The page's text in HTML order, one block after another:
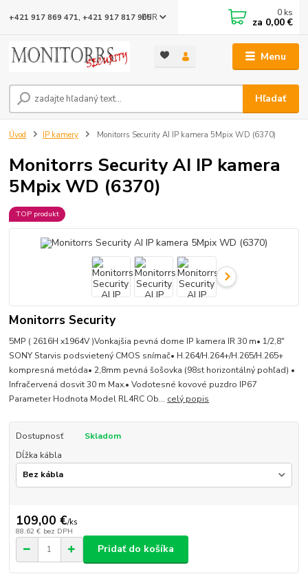
Menu
EUR
Hľadať
+421 917 869 471, +421 917 817 905 0 ks
za 0,00 €
Úvod IP kamery Monitorrs Security AI IP kamera 5Mpix WD (6370)
Monitorrs Security AI IP kamera
5Mpix WD (6370)
TOP produkt
Monitorrs Security
5MP ( 2616H x1964V )Vonkajšia pevná dome IP kamera IR 30 m• 1/2,8"
SONY Starvis podsvietený CMOS snímač• H.264/H.264+/H.265/H.265+
kompresná metóda• 2,8mm pevná šošovka (98st horizontálný pohľad) •
Infračervená dosvit 30 m Max.• Vodotesné kovové puzdro IP67
Parameter Hodnota Model RL4RC Ob... celý popis
Dostupnosť
Skladom
Dĺžka kábla
109,00 €/ks
88,62 € bez DPH
Pridať do košíka